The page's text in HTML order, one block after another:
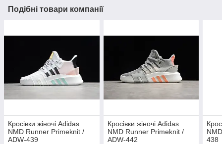
Подібні товари компанії
Кросівки жіночі Adidas
NMD Runner Primeknit /
ADW-439
Кросівки жіночі Adidas
NMD Runner Primeknit /
ADW-442
438